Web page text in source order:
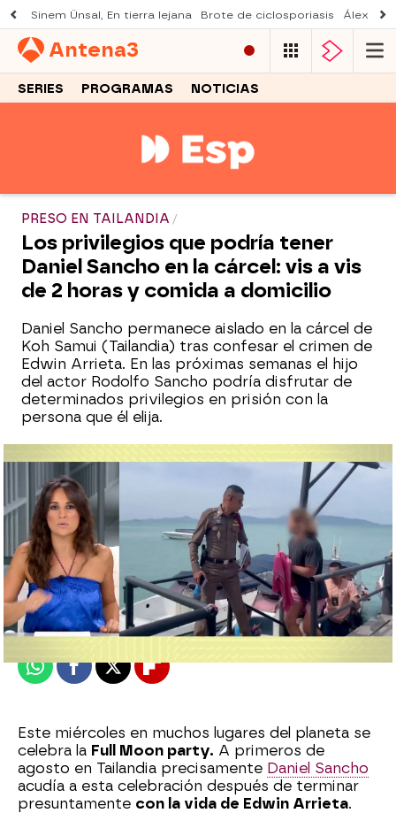
Sinem Ünsal, En tierra lejana Brote de ciclosporiasis Álex
Antena3
SERIES PROGRAMAS NOTICIAS
PRESO EN TAILANDIA
Los privilegios que podría tener
Daniel Sancho en la cárcel: vis a vis
de 2 horas y comida a domicilio
Daniel Sancho permanece aislado en la cárcel de
Koh Samui (Tailandia) tras confesar el crimen de
Edwin Arrieta. En las próximas semanas el hijo
del actor Rodolfo Sancho podría disfrutar de
determinados privilegios en prisión con la
persona que él elija.
Laura Simón
Publicado:30 de agosto de 2023, 14:22
WhatsappFacebook
X Flipboard
Este miércoles en muchos lugares del planeta se
celebra la Full Moon party. A primeros de
agosto en Tailandia precisamente Daniel Sancho
acudía a esta celebración después de terminar
presuntamente con la vida de Edwin Arrieta.